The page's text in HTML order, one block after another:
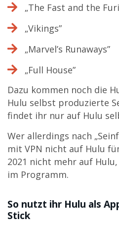
„The Fast and the
„Vikings”
„Marvel’s Runaways”
„Full House”
Dazu kommen noch die
Hulu selbst produzierte
findet ihr nur auf Hulu
Wer allerdings nach
mit VPN nicht auf Hulu
2021 nicht mehr auf
im Programm.
So nutzt ihr Hulu als
Stick